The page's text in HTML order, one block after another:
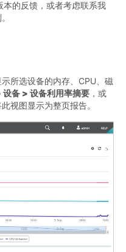
本的反馈，或者考虑联系我
所选设备的内存、CPU、磁
设备 > 设备利用率摘要 ，或
视图显示为整页报告。